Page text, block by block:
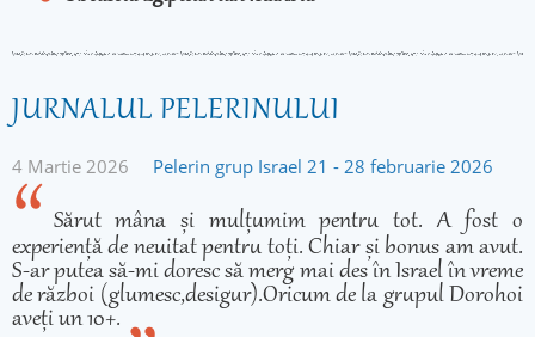
JURNALUL PELERINULUI
4 Martie 2026 Pelerin grup Israel 21 - 28 februarie 2026
Sărut mâna și mulțumim pentru tot. A fost o
experiență de neuitat pentru toți. Chiar și bonus am avut.
S-ar putea să-mi doresc să merg mai des în Israel în vreme
de război (glumesc,desigur).Oricum de la grupul Dorohoi
aveți un 10+.